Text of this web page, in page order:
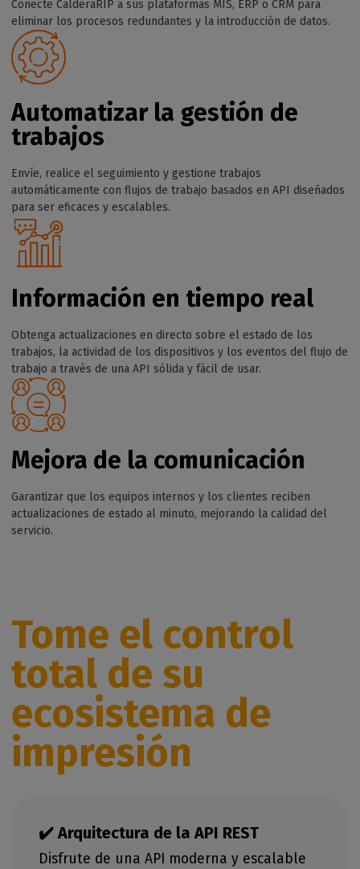
Conecte CalderaRIP a sus plataformas MIS, ERP o CRM para
eliminar los procesos redundantes y la introducción de datos.
Automatizar la gestión de
trabajos
Envíe, realice el seguimiento y gestione trabajos
automáticamente con flujos de trabajo basados en API diseñados
para ser eficaces y escalables.
Información en tiempo real
Obtenga actualizaciones en directo sobre el estado de los
trabajos, la actividad de los dispositivos y los eventos del flujo de
trabajo a través de una API sólida y fácil de usar.
Mejora de la comunicación
Garantizar que los equipos internos y los clientes reciben
actualizaciones de estado al minuto, mejorando la calidad del
servicio.
Tome el control
total de su
ecosistema de
impresión
✔️ Arquitectura de la API REST
Disfrute de una API moderna y escalable